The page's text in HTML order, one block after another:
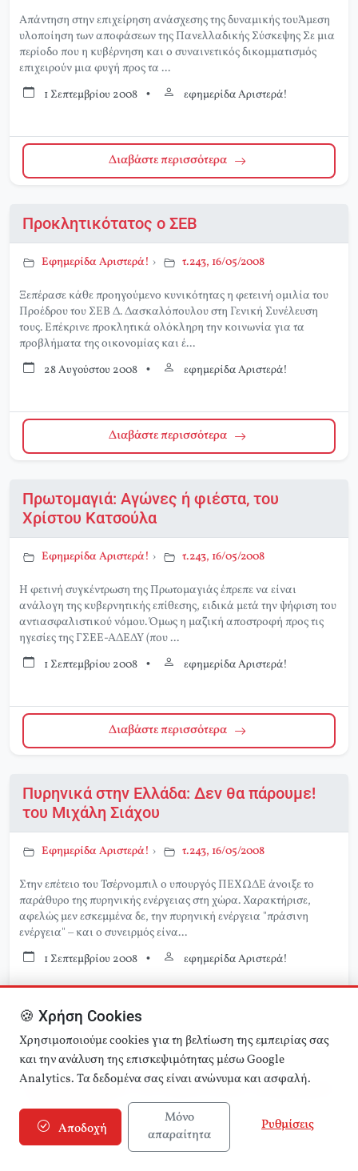
Απάντηση στην επιχείρηση ανάσχεσης της δυναμικής τουΆμεση
υλοποίηση των αποφάσεων της Πανελλαδικής Σύσκεψης Σε μια
περίοδο που η κυβέρνηση και ο συναινετικός δικομματισμός
επιχειρούν μια φυγή προς τα ...
1 Σεπτεμβρίου 2008 • εφημερίδα Αριστερά!
Διαβάστε περισσότερα
Προκλητικότατος ο ΣΕΒ
Εφημερίδα Αριστερά! › τ.243, 16/05/2008
Ξεπέρασε κάθε προηγούμενο κυνικότητας η φετεινή ομιλία του
Προέδρου του ΣΕΒ Δ. Δασκαλόπουλου στη Γενική Συνέλευση
τους. Επέκρινε προκλητικά ολόκληρη την κοινωνία για τα
προβλήματα της οικονομίας και έ...
28 Αυγούστου 2008 • εφημερίδα Αριστερά!
Διαβάστε περισσότερα
Πρωτομαγιά: Αγώνες ή φιέστα, του
Χρίστου Κατσούλα
Εφημερίδα Αριστερά! › τ.243, 16/05/2008
Η φετινή συγκέντρωση της Πρωτομαγιάς έπρεπε να είναι
ανάλογη της κυβερνητικής επίθεσης, ειδικά μετά την ψήφιση του
αντιασφαλιστικού νόμου. Όμως η μαζική αποστροφή προς τις
ηγεσίες της ΓΣΕΕ-ΑΔΕΔΥ (που ...
1 Σεπτεμβρίου 2008 • εφημερίδα Αριστερά!
Διαβάστε περισσότερα
Πυρηνικά στην Ελλάδα: Δεν θα πάρουμε!
του Μιχάλη Σιάχου
Εφημερίδα Αριστερά! › τ.243, 16/05/2008
Στην επέτειο του Τσέρνομπιλ ο υπουργός ΠΕΧΩΔΕ άνοιξε το
παράθυρο της πυρηνικής ενέργειας στη χώρα. Χαρακτήρισε,
αφελώς μεν εσκεμμένα δε, την πυρηνική ενέργεια "πράσινη
ενέργεια" – και ο συνειρμός είνα...
1 Σεπτεμβρίου 2008 • εφημερίδα Αριστερά!
Διαβάστε περισσότερα
Συνέντευξη με τον Σαμά Ιντρίς, συγγραφέα
– ακτιβιστή
Εφημερίδα Αριστερά! τ.243, 16/05/2008
🍪 Χρήση Cookies
Χρησιμοποιούμε cookies για τη βελτίωση της εμπειρίας σας
και την ανάλυση της επισκεψιμότητας μέσω Google
Analytics. Τα δεδομένα σας είναι ανώνυμα και ασφαλή.
Αποδοχή
Μόνο
απαραίτητα
Ρυθμίσεις